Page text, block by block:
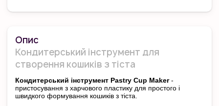
Опис
Кондитерський інструмент для
створення кошиків з тіста
Кондитерський інструмент Pastry Cup Maker-
пристосування з харчового пластику для простого і
швидкого формування кошиків з тіста.